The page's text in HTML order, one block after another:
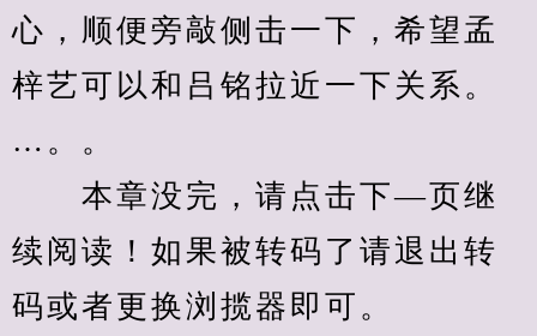
心，顺便旁敲侧击一下，希望孟
梓艺可以和吕铭拉近一下关系。
…。。
本章没完，请点击下—页继
续阅读！如果被转码了请退出转
码或者更换浏揽器即可。